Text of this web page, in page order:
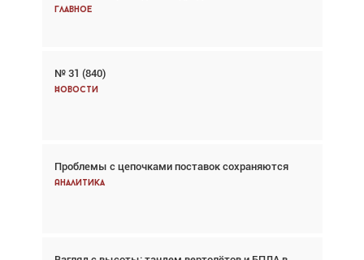
Главное
№ 31 (840)
Новости
Проблемы с цепочками поставок сохраняются
Аналитика
Главное
Авиационный фотограф Дэйв Кох: «Фотография
говорит сама за себя... а ИИ всё портит»
Впервые с 2024 года глобальный трафик
снижается три недели подряд